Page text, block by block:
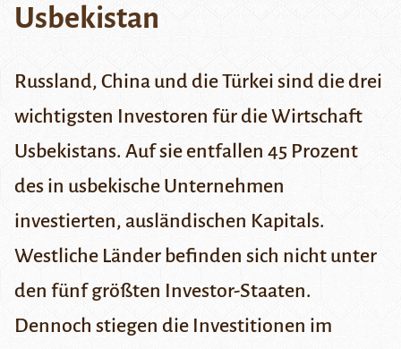
Usbekistan
Russland, China und die Türkei sind die drei
wichtigsten Investoren für die Wirtschaft
Usbekistans. Auf sie entfallen 45 Prozent
des in usbekische Unternehmen
investierten, ausländischen Kapitals.
Westliche Länder befinden sich nicht unter
den fünf größten Investor-Staaten.
Dennoch stiegen die Investitionen im